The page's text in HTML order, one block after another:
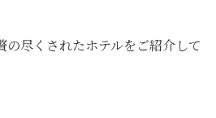
の尽くされたホテルをご紹介して